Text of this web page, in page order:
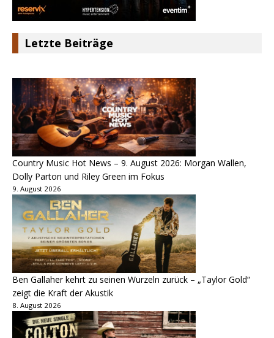
Letzte Beiträge
Country Music Hot News – 9. August 2026: Morgan Wallen,
Dolly Parton und Riley Green im Fokus
9. August 2026
Ben Gallaher kehrt zu seinen Wurzeln zurück – „Taylor Gold“
zeigt die Kraft der Akustik
8. August 2026